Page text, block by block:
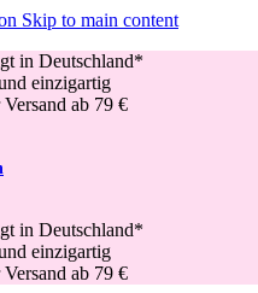
Skip to main content
in Deutschland*
einzigartig
ab 79 €
in Deutschland*
einzigartig
ab 79 €